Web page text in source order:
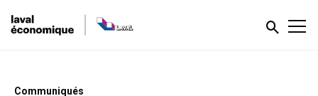
Communiqués